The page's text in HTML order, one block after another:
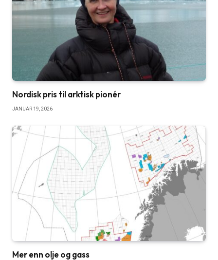
Nordisk pris til arktisk pionér
JANUAR 19, 2026
Mer enn olje og gass